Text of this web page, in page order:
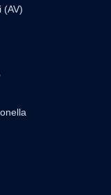
(AV)